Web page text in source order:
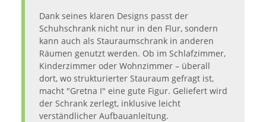
Dank seines klaren Designs passt der
Schuhschrank nicht nur in den Flur, sondern
kann auch als Stauraumschrank in anderen
Räumen genutzt werden. Ob im Schlafzimmer,
Kinderzimmer oder Wohnzimmer – überall
dort, wo strukturierter Stauraum gefragt ist,
macht "Gretna I" eine gute Figur. Geliefert wird
der Schrank zerlegt, inklusive leicht
verständlicher Aufbauanleitung.